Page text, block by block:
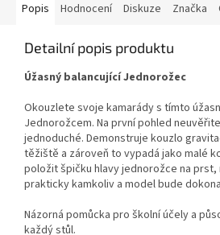
Popis Hodnocení Diskuze Značka
Detailní popis produktu
Úžasný balancující Jednorožec
Okouzlete svoje kamarády s tímto
Jednorožcem. Na první pohled
jednoduché. Demonstruje kouzlo
těžiště a zároveň to vypadá jako malé
položit špičku hlavy jednorožce na prst,
prakticky kamkoliv a model bude
Názorná pomůcka pro školní účely a
každý stůl.